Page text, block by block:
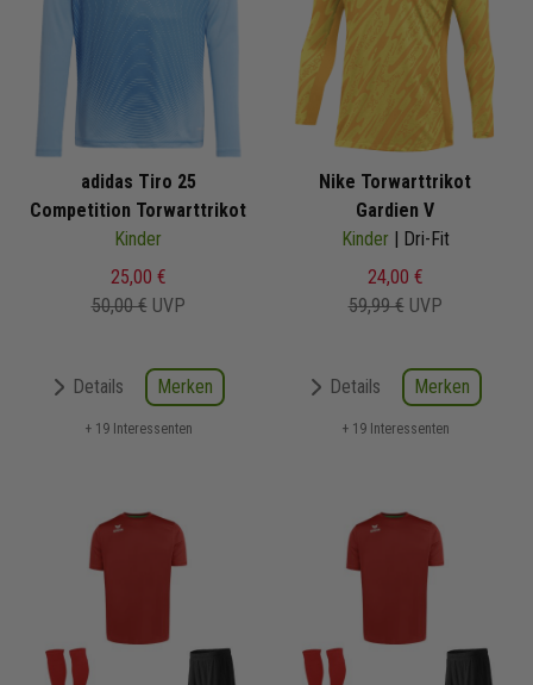
adidas Tiro 25
Competition Torwarttrikot
Kinder
25,00 €
50,00 € UVP
Details Merken
+ 19 Interessenten
Nike Torwarttrikot
Gardien V
Kinder | Dri-Fit
24,00 €
59,99 € UVP
Details Merken
+ 19 Interessenten